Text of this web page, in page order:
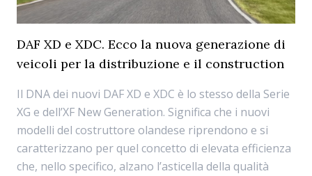
DAF XD e XDC. Ecco la nuova generazione di
veicoli per la distribuzione e il construction
Il DNA dei nuovi DAF XD e XDC è lo stesso della Serie
XG e dell’XF New Generation. Significa che i nuovi
modelli del costruttore olandese riprendono e si
caratterizzano per quel concetto di elevata efficienza
che, nello specifico, alzano l’asticella della qualità